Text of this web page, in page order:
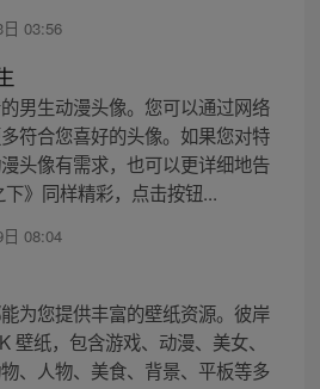
03:56
男生动漫头像。您可以通过网络
符合您喜好的头像。如果您对特
头像有需求，也可以更详细地告
》同样精彩，点击按钮...
08:04
为您提供丰富的壁纸资源。彼岸
壁纸，包含游戏、动漫、美女、
、人物、美食、背景、平板等多